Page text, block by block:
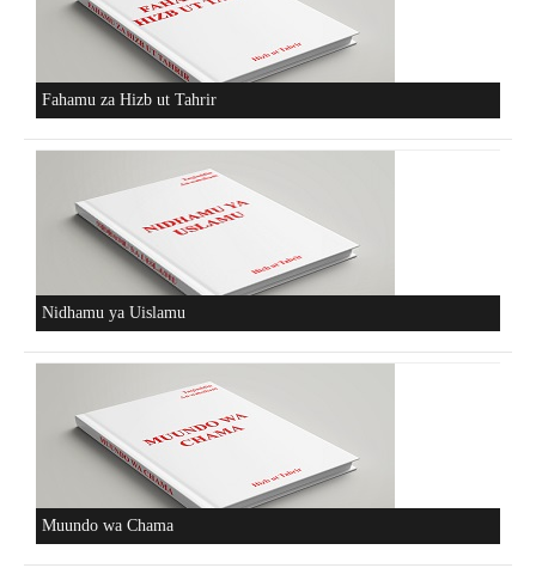
Fahamu za Hizb ut Tahrir
Nidhamu ya Uislamu
Muundo wa Chama